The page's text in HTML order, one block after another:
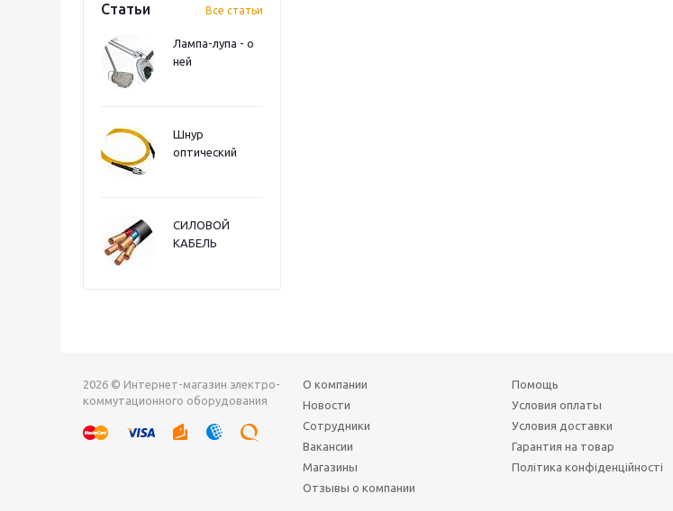
Статьи Все статьи
Лампа-лупа - о
ней
Шнур
оптический
СИЛОВОЙ
КАБЕЛЬ
2026 © Интернет-магазин электро-
коммутационного оборудования
О компании
Новости
Сотрудники
Вакансии
Магазины
Отзывы о компании
Помощь
Условия оплаты
Условия доставки
Гарантия на товар
Політика конфіденційності